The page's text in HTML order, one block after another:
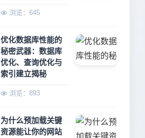
浏览：645
优化数据库性能的
秘密武器：数据库
优化、查询优化与
索引建立揭秘
浏览：893
为什么预加载关键
资源能让你的网站